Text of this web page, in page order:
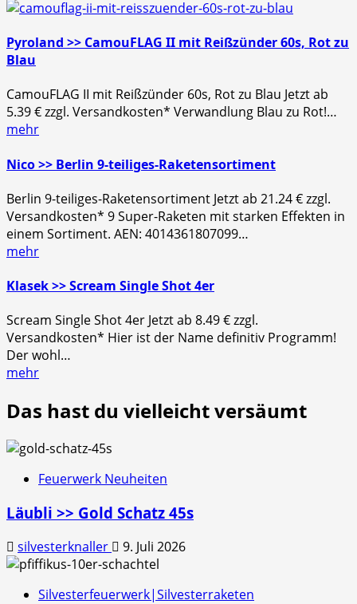
Pyroland >> CamouFLAG II mit Reißzünder 60s, Rot zu
Blau
CamouFLAG II mit Reißzünder 60s, Rot zu Blau Jetzt ab
5.39 € zzgl. Versandkosten* Verwandlung Blau zu Rot!…
mehr
Nico >> Berlin 9-teiliges-Raketensortiment
Berlin 9-teiliges-Raketensortiment Jetzt ab 21.24 € zzgl.
Versandkosten* 9 Super-Raketen mit starken Effekten in
einem Sortiment. AEN: 4014361807099…
mehr
Klasek >> Scream Single Shot 4er
Scream Single Shot 4er Jetzt ab 8.49 € zzgl.
Versandkosten* Hier ist der Name definitiv Programm!
Der wohl…
mehr
Das hast du vielleicht versäumt
Feuerwerk Neuheiten
Läubli >> Gold Schatz 45s
silvesterknaller 9. Juli 2026
Silvesterfeuerwerk|Silvesterraketen